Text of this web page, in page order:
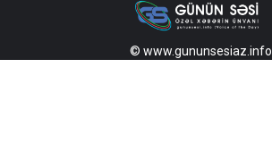
© www.gununsesiaz.info